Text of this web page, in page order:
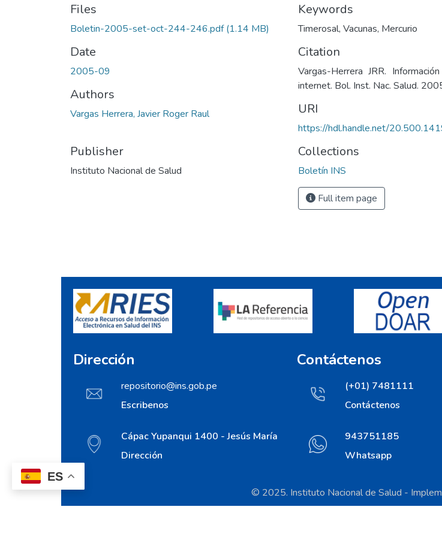
ES
Files
Boletin-2005-set-oct-244-246.pdf(1.14 MB)
Date
2005-09
Authors
Vargas Herrera, Javier Roger Raul
Publisher
Instituto Nacional de Salud
Keywords
Timerosal, Vacunas, Mercurio
Citation
Vargas-Herrera JRR.
internet. Bol. Inst. Nac. Salud.
URI
https://hdl.handle.net/
Collections
Boletín INS
Full item page
Dirección
repositorio@ins.gob.pe
Escribenos
Cápac Yupanqui 1400 - Jesús María
Dirección
Contáctenos
(+01) 7481111
Contáctenos
943751185
Whatsapp
© 2025. Instituto Nacional de Salud -